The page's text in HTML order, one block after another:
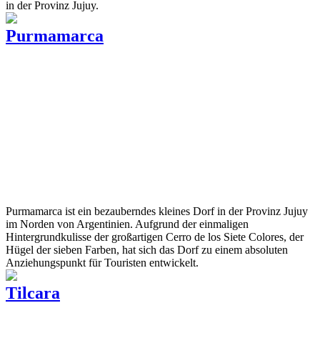
in der Provinz Jujuy.
Purmamarca
Purmamarca ist ein bezauberndes kleines Dorf in der Provinz Jujuy
im Norden von Argentinien. Aufgrund der einmaligen
Hintergrundkulisse der großartigen Cerro de los Siete Colores, der
Hügel der sieben Farben, hat sich das Dorf zu einem absoluten
Anziehungspunkt für Touristen entwickelt.
Tilcara